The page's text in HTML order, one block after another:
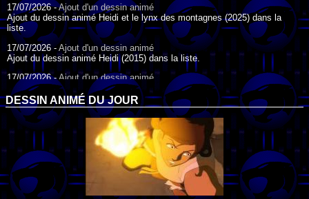
17/07/2026 -Ajout d'un dessin animé
Ajout du dessin animé Heidi et le lynx des montagnes (2025) dans la
liste.
17/07/2026 -Ajout d'un dessin animé
Ajout du dessin animé Heidi (2015) dans la liste.
17/07/2026 - Ajout d'un dessin animé
Ajout du dessin animé Heidi (1995) dans la liste.
09/07/2026 -Ajout d'un dessin animé
Ajout du dessin animé Genki l'Aventurier de la Chance (2006) dans la
liste.
04/07/2026 -Ajout d'un dessin animé
Ajout du dessin animé Vilain Petit Canard (2000) dans la liste.
04/07/2026 -
Ajout d'un dessin animé
Ajout du dessin animé Le Noël du vilain petit canard (2003) dans la liste.
DESSIN ANIMÉ DU JOUR